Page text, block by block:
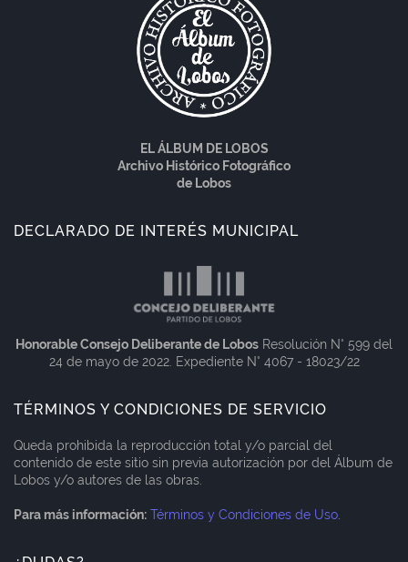
EL ÁLBUM DE LOBOS
Archivo Histórico Fotográfico
de Lobos
DECLARADO DE INTERÉS MUNICIPAL
Honorable Consejo Deliberante de Lobos Resolución N° 599 del
24 de mayo de 2022. Expediente N° 4067 - 18023/22
TÉRMINOS Y CONDICIONES DE SERVICIO
Queda prohibida la reproducción total y/o parcial del
contenido de este sitio sin previa autorización por del Álbum de
Lobos y/o autores de las obras.
Para más información: Términos y Condiciones de Uso.